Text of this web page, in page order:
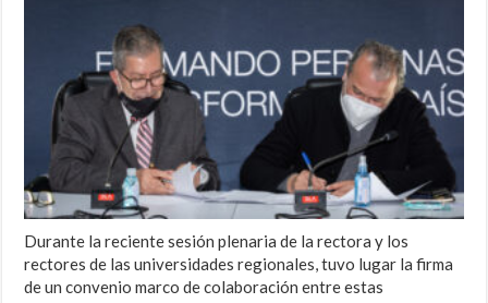
Durante la reciente sesión plenaria de la rectora y los
rectores de las universidades regionales, tuvo lugar la firma
de un convenio marco de colaboración entre estas